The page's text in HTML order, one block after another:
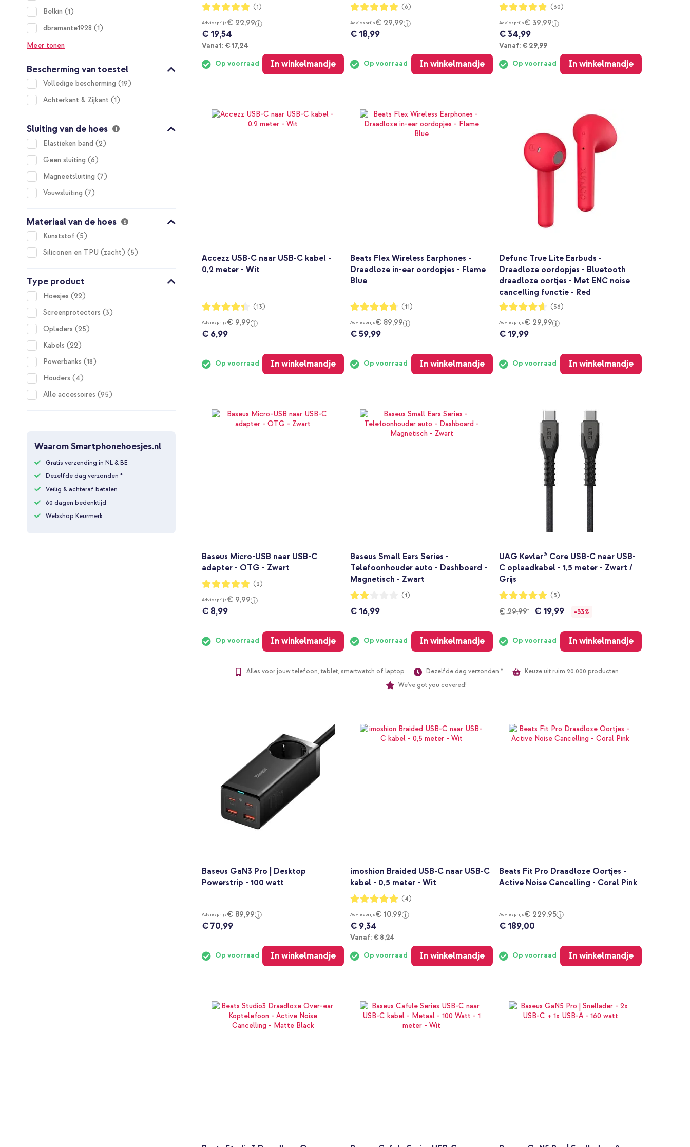
Waardering:
100%
(1)
Adviesprijs€ 22,99
€ 19,54
Vanaf: Vanaf
€ 17,24
Op voorraad In winkelmandje
Waardering:
100%
(6)
Adviesprijs€ 29,99
€ 18,99
Op voorraad In winkelmandje
Waardering:
96%
(30)
Adviesprijs€ 39,99
€ 34,99
Vanaf: Vanaf
€ 29,99
Op voorraad In winkelmandje
Accezz USB-C naar USB-C kabel -
0,2 meter - Wit
Waardering:
88%
(13)
Adviesprijs€ 9,99
€ 6,99
Op voorraad In winkelmandje
Beats Flex Wireless Earphones -
Draadloze in-ear oordopjes - Flame
Blue
Waardering:
93%
(11)
Adviesprijs€ 89,99
€ 59,99
Op voorraad In winkelmandje
Defunc True Lite Earbuds -
Draadloze oordopjes - Bluetooth
draadloze oortjes - Met ENC noise
cancelling functie - Red
Waardering:
92%
(36)
Adviesprijs€ 29,99
€ 19,99
Op voorraad In winkelmandje
Baseus Micro-USB naar USB-C
adapter - OTG - Zwart
Waardering:
100%
(2)
Adviesprijs€ 9,99
€ 8,99
Op voorraad In winkelmandje
Baseus Small Ears Series -
Telefoonhouder auto - Dashboard -
Magnetisch - Zwart
Waardering:
40%
(1)
€ 16,99
Op voorraad In winkelmandje
UAG Kevlar® Core USB-C naar USB-
C oplaadkabel - 1,5 meter - Zwart /
Grijs
Waardering:
100%
(5)
€ 29,99 € 19,99 -33%
Op voorraad In winkelmandje
Alles voor jouw telefoon, tablet, smartwatch of laptop Dezelfde dag verzonden *
Keuze uit ruim 20.000 producten
We've got you covered!
Baseus GaN3 Pro | Desktop
Powerstrip - 100 watt
Adviesprijs€ 89,99
€ 70,99
Op voorraad In winkelmandje
imoshion Braided USB-C naar USB-C
kabel - 0,5 meter - Wit
Waardering:
100%
(4)
Adviesprijs€ 10,99
€ 9,34
Vanaf: Vanaf
€ 8,24
Op voorraad In winkelmandje
Beats Fit Pro Draadloze Oortjes -
Active Noise Cancelling - Coral Pink
Adviesprijs€ 229,95
€ 189,00
Op voorraad In winkelmandje
Belkin
1
item
dbramante1928
1
item
Meer tonen
Bescherming van toestel
Volledige bescherming 19
items
Achterkant & Zijkant
1
item
Sluiting van de hoes
Elastieken band 2
items
Geen sluiting
6
items
Magneetsluiting
7
items
Vouwsluiting
7
items
Materiaal van de hoes
Kunststof 5
items
Siliconen en TPU (zacht)
5
items
Type product
Hoesjes 22
items
Screenprotectors
3
items
Opladers
25
items
Kabels
22
items
Powerbanks
18
items
Houders
4
items
Alle accessoires
95
items
Waarom Smartphonehoesjes.nl
Gratis verzending in NL & BE
Dezelfde dag verzonden *
Veilig & achteraf betalen
60 dagen bedenktijd
Webshop Keurmerk